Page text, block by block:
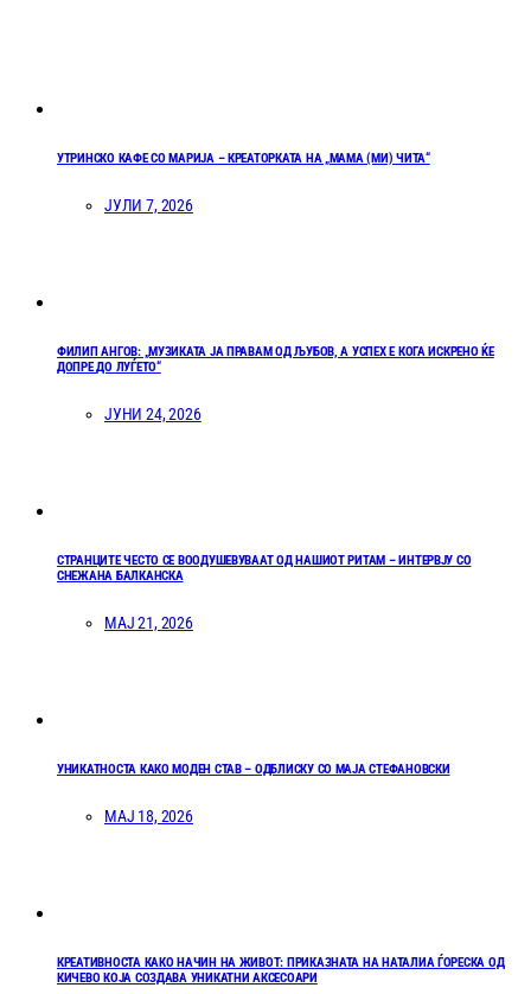
УТРИНСКО КАФЕ СО МАРИЈА – КРЕАТОРКАТА НА „МАМА (МИ) ЧИТА“
ЈУЛИ 7, 2026
ФИЛИП АНГОВ: „МУЗИКАТА ЈА ПРАВАМ ОД ЉУБОВ, А УСПЕХ Е КОГА ИСКРЕНО ЌЕ
ДОПРЕ ДО ЛУЃЕТО“
ЈУНИ 24, 2026
СТРАНЦИТЕ ЧЕСТО СЕ ВООДУШЕВУВААТ ОД НАШИОТ РИТАМ – ИНТЕРВЈУ СО
СНЕЖАНА БАЛКАНСКА
МАЈ 21, 2026
УНИКАТНОСТА КАКО МОДЕН СТАВ – ОДБЛИСКУ СО МАЈА СТЕФАНОВСКИ
МАЈ 18, 2026
КРЕАТИВНОСТА КАКО НАЧИН НА ЖИВОТ: ПРИКАЗНАТА НА НАТАЛИА ЃОРЕСКА ОД
КИЧЕВО КОЈА СОЗДАВА УНИКАТНИ АКСЕСОАРИ